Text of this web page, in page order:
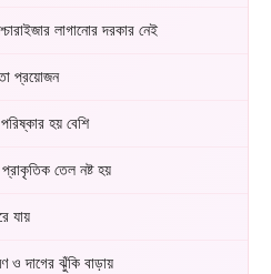
লাগানোর দরকার নেই
প্রয়োজন
হয় বেশি
তেল নষ্ট হয়
যায়
ও দাগের ঝুঁকি বাড়ায়